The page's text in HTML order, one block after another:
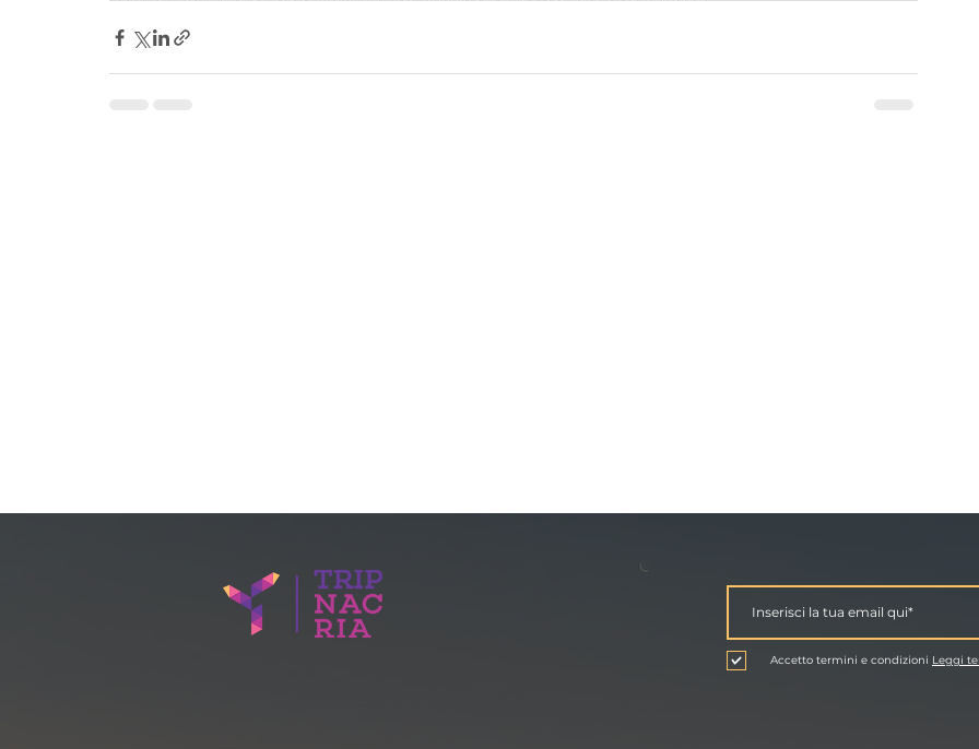
Accetto termini e condizioni Leggi